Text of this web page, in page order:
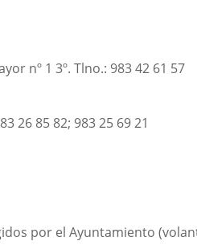
nº 1 3º. Tlno.: 983 42 61 57
26 85 82; 983 25 69 21
por el Ayuntamiento